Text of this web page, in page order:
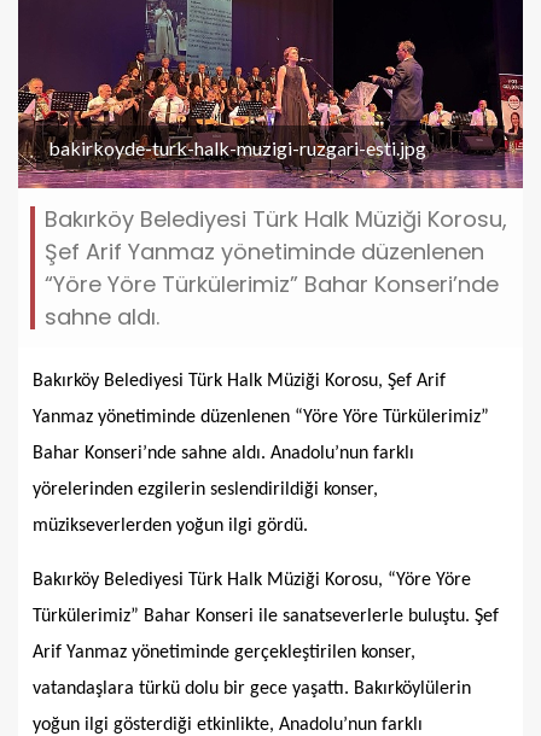
bakirkoyde-turk-halk-muzigi-ruzgari-esti.jpg
Bakırköy Belediyesi Türk Halk Müziği Korosu,
Şef Arif Yanmaz yönetiminde düzenlenen
“Yöre Yöre Türkülerimiz” Bahar Konseri’nde
sahne aldı.
Bakırköy Belediyesi Türk Halk Müziği Korosu, Şef Arif
Yanmaz yönetiminde düzenlenen “Yöre Yöre Türkülerimiz”
Bahar Konseri’nde sahne aldı. Anadolu’nun farklı
yörelerinden ezgilerin seslendirildiği konser,
müzikseverlerden yoğun ilgi gördü.
Bakırköy Belediyesi Türk Halk Müziği Korosu, “Yöre Yöre
Türkülerimiz” Bahar Konseri ile sanatseverlerle buluştu. Şef
Arif Yanmaz yönetiminde gerçekleştirilen konser,
vatandaşlara türkü dolu bir gece yaşattı. Bakırköylülerin
yoğun ilgi gösterdiği etkinlikte, Anadolu’nun farklı